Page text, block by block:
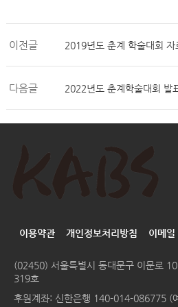
이전글 2019년도 춘계 학술대회 자
다음글 2022년도 춘계학술대회 발
이용약관 개인정보처리방침 이메
(02450) 서울특별시 동대문구 이문로
319호
후원계좌: 신한은행 140-014-086775 (